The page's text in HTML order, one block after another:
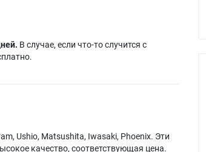
В случае, если что-то случится с
Ushio, Matsushita, Iwasaki, Phoenix. Эти
качество, соответствующая цена.